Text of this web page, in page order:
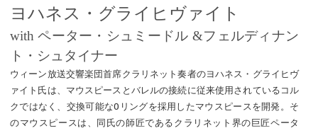
ヨハネス・グライヒヴァイト
with ペーター・シュミードル &フェルディナン
ト・シュタイナー
ウィーン放送交響楽団首席クラリネット奏者のヨハネス・グライヒヴ
ァイト氏は、マウスピースとバレルの接続に従来使用されているコル
クではなく、交換可能なOリングを採用したマウスピースを開発。そ
のマウスピースは、同氏の師匠であるクラリネット界の巨匠ペータ